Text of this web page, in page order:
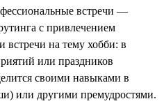
встречи —
с привлечением
встречи на тему хобби: в
или праздников
своими навыками в
или другими премудростями.